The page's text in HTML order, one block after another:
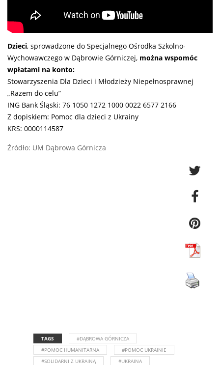
Dzieci, sprowadzone do Specjalnego Ośrodka Szkolno-
Wychowawczego w Dąbrowie Górniczej, można wspomóc
wpłatami na konto:
Stowarzyszenia Dla Dzieci i Młodzieży Niepełnosprawnej
„Razem do celu”
ING Bank Śląski: 76 1050 1272 1000 0022 6577 2166
Z dopiskiem: Pomoc dla dzieci z Ukrainy
KRS: 0000114587
Źródło: UM Dąbrowa Górnicza
TAGS
#DĄBROWA GÓRNICZA
#POMOC HUMANITARNA
#POMOC UKRAINIE
#SOLIDARNI Z UKRAINĄ
#UKRAINA